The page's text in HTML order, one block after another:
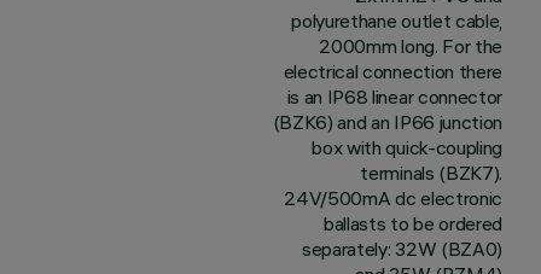
polyurethane outlet cable,
2000mm long. For the
electrical connection there
is an IP68 linear connector
(BZK6) and an IP66 junction
box with quick-coupling
terminals (BZK7).
24V/500mA dc electronic
ballasts to be ordered
separately: 32W (BZA0)